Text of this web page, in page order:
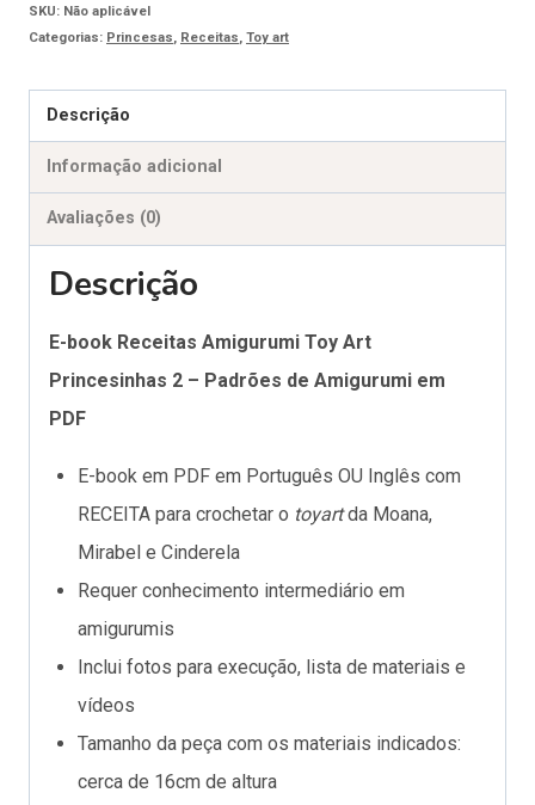
SKU: Não aplicável
Categorias: Princesas Receitas Toy art
Descrição
Informação adicional
Avaliações (0)
Descrição
E-book Receitas Amigurumi Toy Art
Princesinhas 2 – Padrões de Amigurumi em
PDF
E-book em PDF em Português OU Inglês com
RECEITA para crochetar o toyartda Moana,
Mirabel e Cinderela
Requer conhecimento intermediário em
amigurumis
Inclui fotos para execução, lista de materiais e
vídeos
Tamanho da peça com os materiais indicados:
cerca de 16cm de altura